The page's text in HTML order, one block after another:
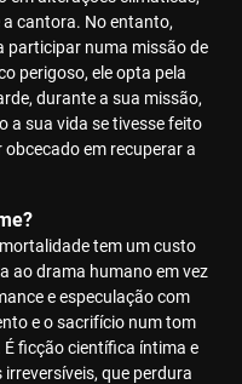
cantora. No entanto,
participar numa missão de
perigoso, ele opta pela
durante a sua missão,
a sua vida se tivesse feito
em recuperar a
tem um custo
ao drama humano em vez
e especulação com
e o sacrifício num tom
ficção científica íntima e
que perdura